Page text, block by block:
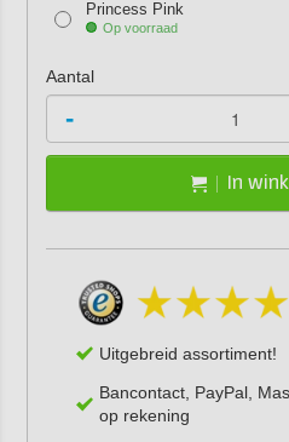
Princess Pink
Op voorraad
Aantal
-
In
Uitgebreid assortiment!
Bancontact, PayPal,
op rekening